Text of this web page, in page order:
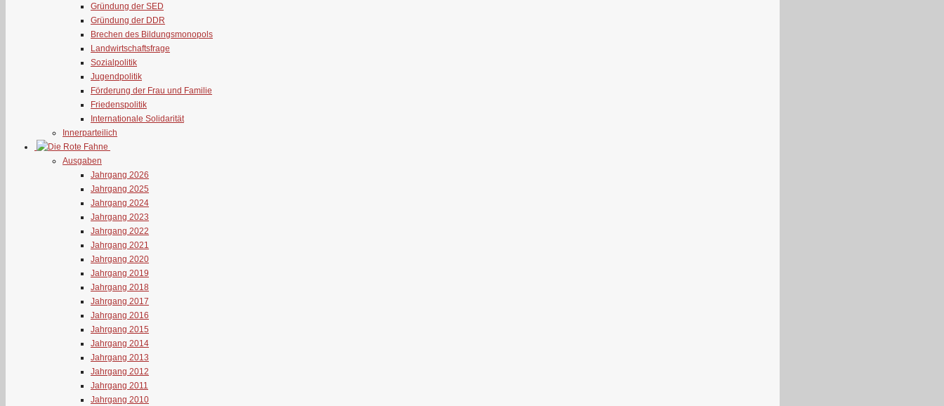
Gründung der SED
Gründung der DDR
Brechen des Bildungsmonopols
Landwirtschaftsfrage
Sozialpolitik
Jugendpolitik
Förderung der Frau und Familie
Friedenspolitik
Internationale Solidarität
Innerparteilich
Ausgaben
Jahrgang 2026
Jahrgang 2025
Jahrgang 2024
Jahrgang 2023
Jahrgang 2022
Jahrgang 2021
Jahrgang 2020
Jahrgang 2019
Jahrgang 2018
Jahrgang 2017
Jahrgang 2016
Jahrgang 2015
Jahrgang 2014
Jahrgang 2013
Jahrgang 2012
Jahrgang 2011
Jahrgang 2010